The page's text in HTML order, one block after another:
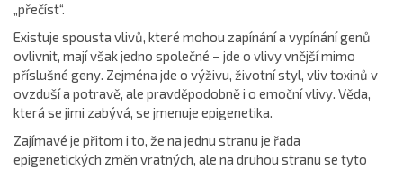
„přečíst“.
Existuje spousta vlivů, které mohou zapínání a vypínání genů
ovlivnit, mají však jedno společné – jde o vlivy vnější mimo
příslušné geny. Zejména jde o výživu, životní styl, vliv toxinů v
ovzduší a potravě, ale pravděpodobně i o emoční vlivy. Věda,
která se jimi zabývá, se jmenuje epigenetika.
Zajímavé je přitom i to, že na jednu stranu je řada
epigenetických změn vratných, ale na druhou stranu se tyto